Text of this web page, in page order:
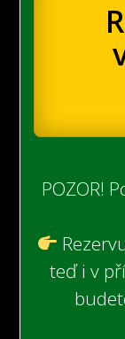
POZOR!
teď i v